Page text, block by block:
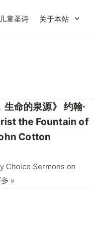
儿童圣诗 关于本站
生命的泉源》 约翰·
the Fountain of
Cotton
Choice Sermons on
»